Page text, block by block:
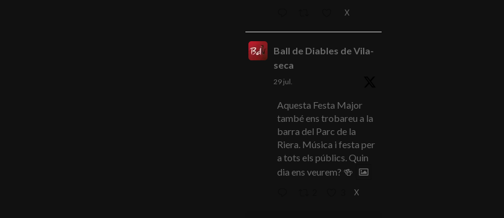
X
Ball de Diables de Vila-
seca
29 jul.
Aquesta Festa Major
també ens trobareu a la
barra del Parc de la
Riera. Música i festa per
a tots els públics. Quin
dia ens veurem? 🍻
X